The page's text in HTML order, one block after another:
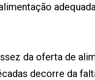
da oferta de
decorre da